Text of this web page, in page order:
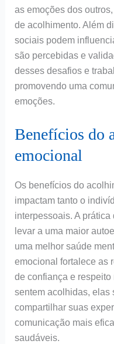
as emoções dos
de acolhimento. Além
sociais podem
são percebidas e
desses desafios e
promovendo uma
emoções.
Benefícios do
emocional
Os benefícios do
impactam tanto o
interpessoais. A
levar a uma maior
uma melhor saúde
emocional fortalece as
de confiança e
sentem acolhidas, elas
compartilhar suas
comunicação mais
saudáveis.